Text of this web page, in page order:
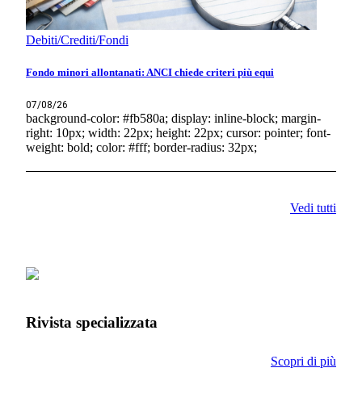
Debiti/Crediti/Fondi
Fondo minori allontanati: ANCI chiede criteri più equi
07/08/26
background-color: #fb580a; display: inline-block; margin-
right: 10px; width: 22px; height: 22px; cursor: pointer; font-
weight: bold; color: #fff; border-radius: 32px;
Vedi tutti
Rivista specializzata
Scopri di più